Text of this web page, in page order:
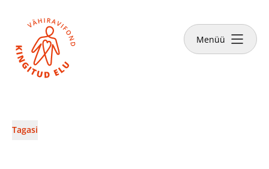
Menüü
Tee annetus Sulge
Tagasi